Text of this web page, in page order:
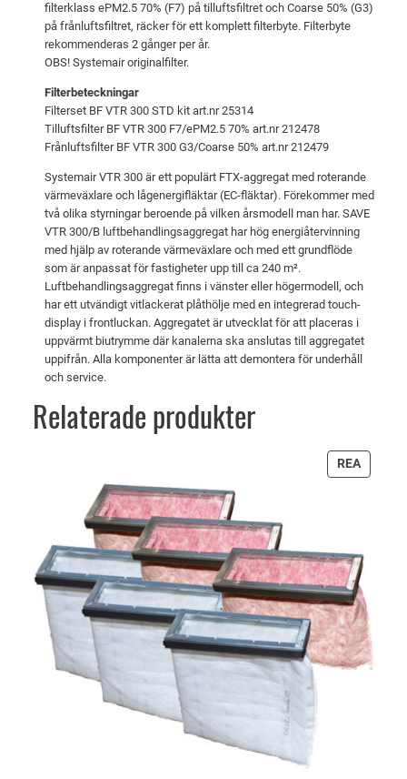
t
v
a
r
:
4
8
k
r
.
:
3
9
4
k
.
filterklass ePM2.5 70% (F7) på tilluftsfiltret och Coarse 50% (G3)
på frånluftsfiltret, räcker för ett komplett filterbyte. Filterbyte
rekommenderas 2 gånger per år.
OBS! Systemair originalfilter.
Filterbeteckningar
Filterset BF VTR 300 STD kit art.nr 25314
Tilluftsfilter BF VTR 300 F7/ePM2.5 70% art.nr 212478
Frånluftsfilter BF VTR 300 G3/Coarse 50% art.nr 212479
Systemair VTR 300 är ett populärt FTX-aggregat med roterande
värmeväxlare och lågenergifläktar (EC-fläktar). Förekommer med
två olika styrningar beroende på vilken årsmodell man har. SAVE
VTR 300/B luftbehandlingsaggregat har hög energiåtervinning
med hjälp av roterande värmeväxlare och med ett grundflöde
som är anpassat för fastigheter upp till ca 240 m².
Luftbehandlingsaggregat finns i vänster eller högermodell, och
har ett utvändigt vitlackerat plåthölje med en integrerad touch-
display i frontluckan. Aggregatet är utvecklat för att placeras i
uppvärmt biutrymme där kanalerna ska anslutas till aggregatet
uppifrån. Alla komponenter är lätta att demontera för underhåll
och service.
Relaterade produkter
REA
PÅ